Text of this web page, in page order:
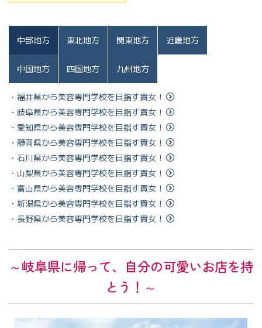
中部地方 東北地方 関東地方 近畿地方
中国地方 四国地方 九州地方
・福井県から美容専門学校を目指す貴女！
・岐阜県から美容専門学校を目指す貴女！
・愛知県から美容専門学校を目指す貴女！
・静岡県から美容専門学校を目指す貴女！
・石川県から美容専門学校を目指す貴女！
・山梨県から美容専門学校を目指す貴女！
・富山県から美容専門学校を目指す貴女！
・新潟県から美容専門学校を目指す貴女！
・長野県から美容専門学校を目指す貴女！
～岐阜県に帰って、自分の可愛いお店を持
とう！～